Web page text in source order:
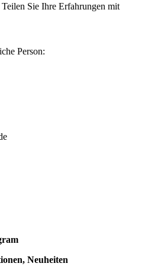
Sie Ihre Erfahrungen mit
Person:
Neuheiten